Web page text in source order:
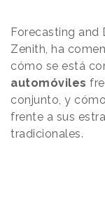
Forecasting
Zenith, ha
cómo se está
automóviles
conjunto, y
frente a sus
tradicionales.